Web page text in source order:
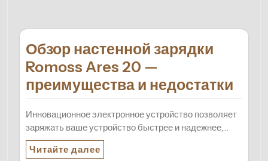
Обзор настенной зарядки
Romoss Ares 20 —
преимущества и недостатки
Инновационное электронное устройство позволяет
заряжать ваше устройство быстрее и надежнее,…
Читайте далее